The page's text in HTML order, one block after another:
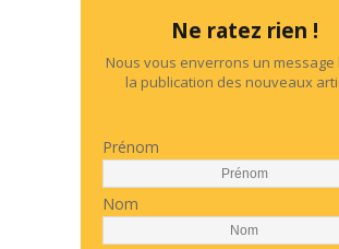
Ne ratez rien !
Nous vous enverrons un message
la publication des nouveaux
Prénom
Nom